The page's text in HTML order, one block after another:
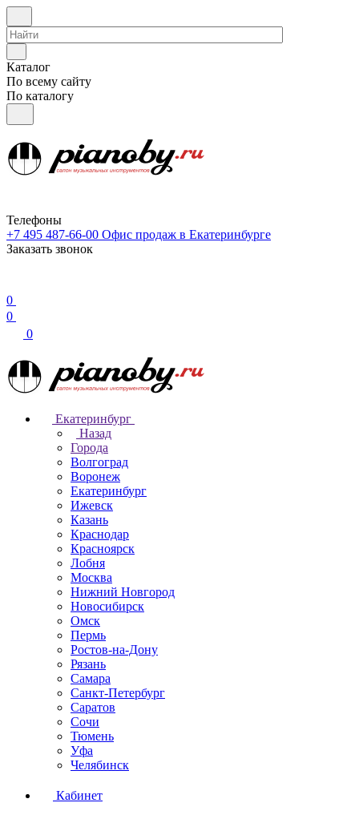
Каталог
По всему сайту
По каталогу
Телефоны
+7 495 487-66-00 Офис продаж в Екатеринбурге
Заказать звонок
0
0
0
Екатеринбург
Назад
Города
Волгоград
Воронеж
Екатеринбург
Ижевск
Казань
Краснодар
Красноярск
Лобня
Москва
Нижний Новгород
Новосибирск
Омск
Пермь
Ростов-на-Дону
Рязань
Самара
Санкт-Петербург
Саратов
Сочи
Тюмень
Уфа
Челябинск
Кабинет